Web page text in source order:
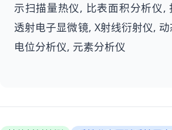
示扫描量热仪, 比表面积分析仪,
透射电子显微镜, X射线衍射仪,
电位分析仪, 元素分析仪